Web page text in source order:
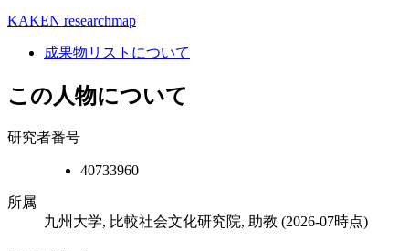
KAKEN researchmap
成果物リストについて
この人物について
研究者番号
40733960
所属
九州大学, 比較社会文化研究院, 助教 (2026-07時点)